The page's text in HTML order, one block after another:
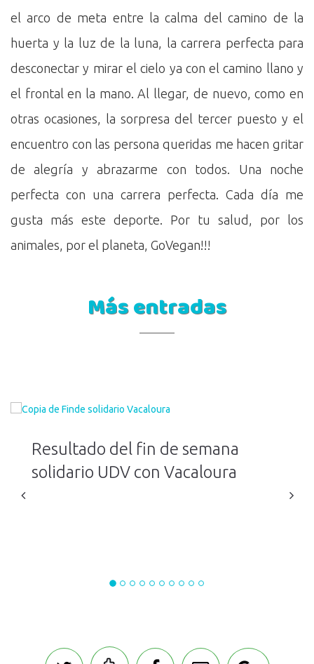
el arco de meta entre la calma del camino de la
huerta y la luz de la luna, la carrera perfecta para
desconectar y mirar el cielo ya con el camino llano y
el frontal en la mano. Al llegar, de nuevo, como en
otras ocasiones, la sorpresa del tercer puesto y el
encuentro con las persona queridas me hacen gritar
de alegría y abrazarme con todos. Una noche
perfecta con una carrera perfecta. Cada día me
gusta más este deporte. Por tu salud, por los
animales, por el planeta, GoVegan!!!
Más entradas
Resultado del fin de semana
solidario UDV con Vacaloura